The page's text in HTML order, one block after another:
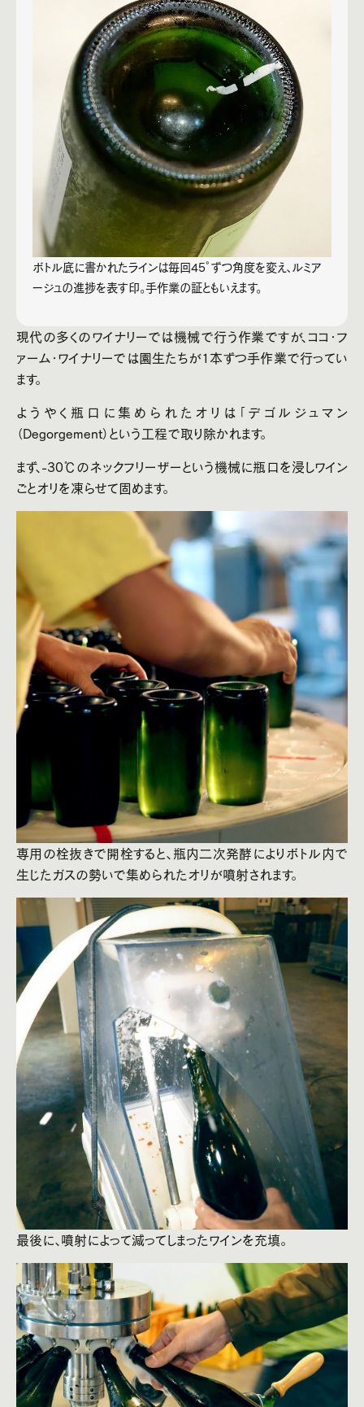
ボトル底に書かれたラインは毎回45°ずつ角度を変え、ルミア
ージュの進捗を表す印。手作業の証ともいえます。
現代の多くのワイナリーでは機械で行う作業ですが、ココ・フ
ァーム・ワイナリーでは園生たちが1本ずつ手作業で行ってい
ます。
ようやく瓶口に集められたオリは「デゴルジュマン
（Degorgement）という工程で取り除かれます。
まず、-30℃のネックフリーザーという機械に瓶口を浸しワイン
ごとオリを凍らせて固めます。
専用の栓抜きで開栓すると、瓶内二次発酵によりボトル内で
生じたガスの勢いで集められたオリが噴射されます。
最後に、噴射によって減ってしまったワインを充填。